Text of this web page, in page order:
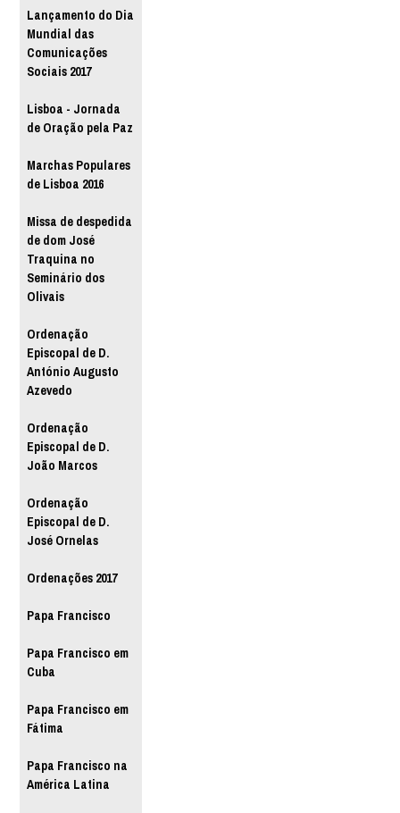
Lançamento do Dia
Mundial das
Comunicações
Sociais 2017
Lisboa - Jornada
de Oração pela Paz
Marchas Populares
de Lisboa 2016
Missa de despedida
de dom José
Traquina no
Seminário dos
Olivais
Ordenação
Episcopal de D.
António Augusto
Azevedo
Ordenação
Episcopal de D.
João Marcos
Ordenação
Episcopal de D.
José Ornelas
Ordenações 2017
Papa Francisco
Papa Francisco em
Cuba
Papa Francisco em
Fátima
Papa Francisco na
América Latina